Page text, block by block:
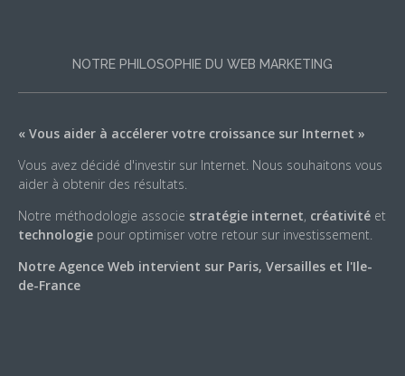
NOTRE PHILOSOPHIE DU WEB MARKETING
« Vous aider à accélerer votre croissance sur Internet »
Vous avez décidé d'investir sur Internet. Nous souhaitons vous
aider à obtenir des résultats.
Notre méthodologie associe stratégie internet, créativité et
technologie pour optimiser votre retour sur investissement.
Notre Agence Web intervient sur Paris, Versailles et l'Ile-
de-France